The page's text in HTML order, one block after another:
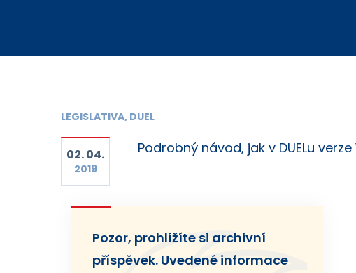
LEGISLATIVA, DUEL
02. 04.
2019
Podrobný návod, jak v DUELu
Pozor, prohlížíte si archivní
příspěvek. Uvedené informace